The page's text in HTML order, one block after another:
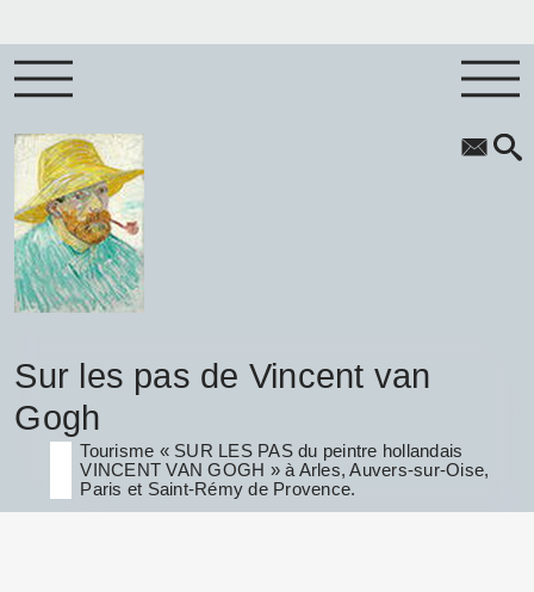
Sur les pas de Vincent van
Gogh
Tourisme « SUR LES PAS du peintre hollandais
VINCENT VAN GOGH » à Arles, Auvers-sur-Oise,
Paris et Saint-Rémy de Provence.